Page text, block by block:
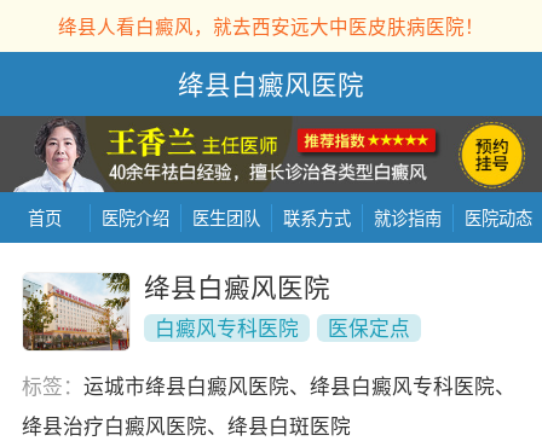
绛县人看白癜风，就去西安远大中医皮肤病医院！
绛县白癜风医院
首页 医院介绍 医生团队 联系方式 就诊指南 医院动态
绛县白癜风医院
白癜风专科医院
医保定点
标签： 运城市绛县白癜风医院、绛县白癜风专科医院、
绛县治疗白癜风医院、绛县白斑医院